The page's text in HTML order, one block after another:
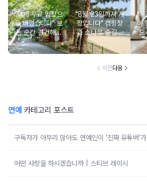
"이제 무료 입장으
로 바꼈습니다" 보
는 순간 경건해지
고 마음이 편안해
지는 사찰 여행지
"8월 23일까지 개
장입니다" 캠핑장
과 소나무 숲길이
붙어있는 조용한
남해 해수욕장
"무
야
도
마
넣
이전다음
연예 카테고리 포스트
구독자가 아무리 많아도 연예인이 '진짜 유튜버'
어떤 사랑을 하시겠습니까 | 스티브 레이시